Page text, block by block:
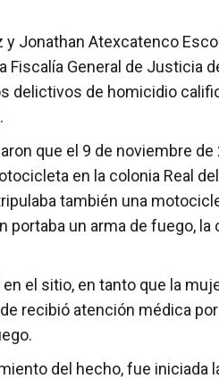
y Jonathan Atexcatenco
General de Justicia
delictivos de homicidio
que el 9 de noviembre de
en la colonia Real
también una
portaba un arma de fuego,
el sitio, en tanto que la
recibió atención médica
del hecho, fue iniciada